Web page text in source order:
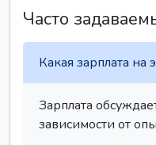
Часто
Какая зарплата на
Зарплата
зависимости от